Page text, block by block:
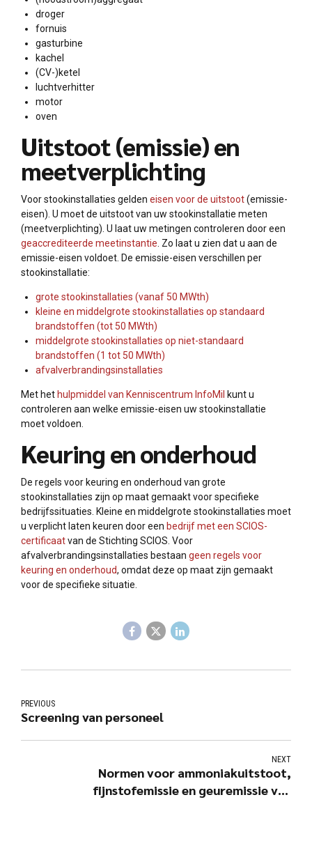
droger
fornuis
gasturbine
kachel
(CV-)ketel
luchtverhitter
motor
oven
Uitstoot (emissie) en
meetverplichting
Voor stookinstallaties gelden eisen voor de uitstoot(emissie-
eisen). U moet de uitstoot van uw stookinstallatie meten
(meetverplichting). U laat uw metingen controleren door een
geaccrediteerde meetinstantie . Zo laat u zien dat u aan de
emissie-eisen voldoet. De emissie-eisen verschillen per
stookinstallatie:
grote stookinstallaties (vanaf 50 MWth)
kleine en middelgrote stookinstallaties op standaard
brandstoffen (tot 50 MWth)
middelgrote stookinstallaties op niet-standaard
brandstoffen (1 tot 50 MWth)
afvalverbrandingsinstallaties
Met het hulpmiddel van Kenniscentrum InfoMil kunt u
controleren aan welke emissie-eisen uw stookinstallatie
moet voldoen.
Keuring en onderhoud
De regels voor keuring en onderhoud van grote
stookinstallaties zijn op maat gemaakt voor specifieke
bedrijfssituaties. Kleine en middelgrote stookinstallaties moet
u verplicht laten keuren door een bedrijf met een SCIOS-
certificaatvan de Stichting SCIOS. Voor
afvalverbrandingsinstallaties bestaan geen regels voor
keuring en onderhoud, omdat deze op maat zijn gemaakt
voor de specifieke situatie.
PREVIOUS
Screening van personeel
NEXT
Normen voor ammoniakuitstoot,
fijnstofemissie en geuremissie van